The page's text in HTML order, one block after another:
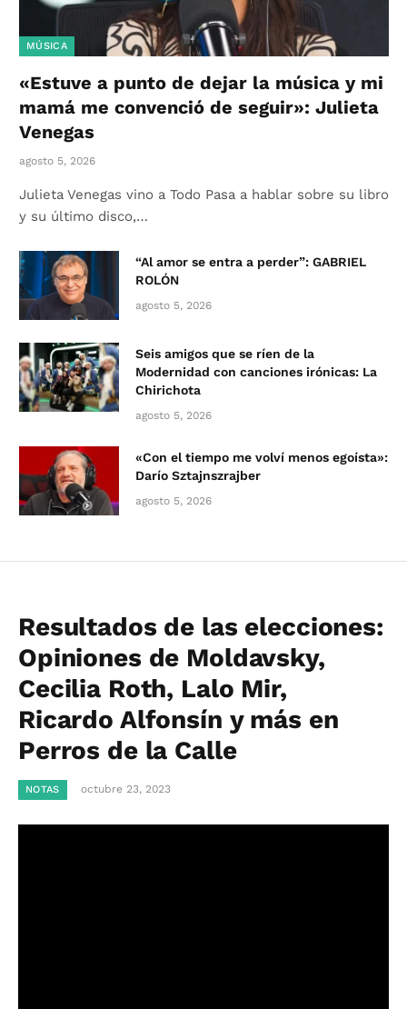
MÚSICA
«Estuve a punto de dejar la música y mi
mamá me convenció de seguir»: Julieta
Venegas
agosto 5, 2026
Julieta Venegas vino a Todo Pasa a hablar sobre su libro
y su último disco,…
“Al amor se entra a perder”: GABRIEL
ROLÓN
agosto 5, 2026
Seis amigos que se ríen de la
Modernidad con canciones irónicas: La
Chirichota
agosto 5, 2026
«Con el tiempo me volví menos egoísta»:
Darío Sztajnszrajber
agosto 5, 2026
Resultados de las elecciones:
Opiniones de Moldavsky,
Cecilia Roth, Lalo Mir,
Ricardo Alfonsín y más en
Perros de la Calle
NOTAS octubre 23, 2023